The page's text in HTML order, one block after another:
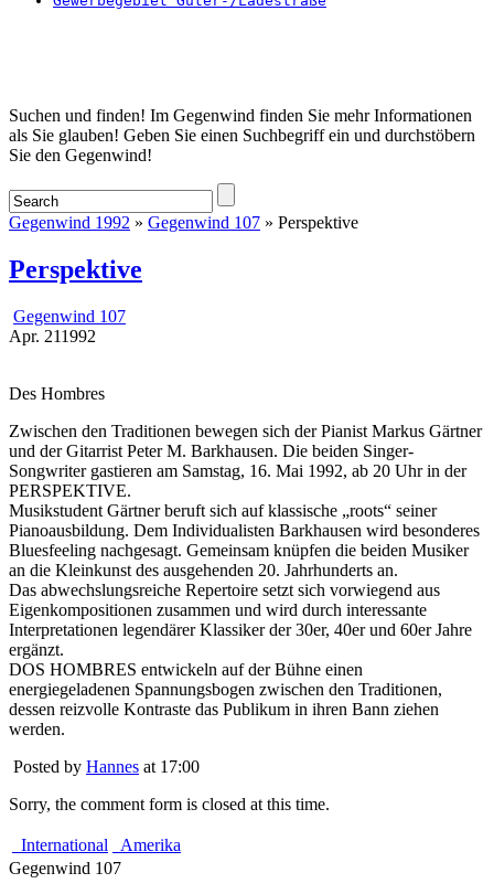
Startseite
Suchen und finden! Im Gegenwind finden Sie mehr Informationen
als Sie glauben! Geben Sie einen Suchbegriff ein und durchstöbern
Sie den Gegenwind!
Gegenwind 1992 » Gegenwind 107 » Perspektive
Perspektive
Gegenwind 107
Apr. 211992
Des Hombres
Zwischen den Traditionen bewegen sich der Pianist Markus Gärtner
und der Gitarrist Peter M. Barkhausen. Die beiden Singer-
Songwriter gastieren am Samstag, 16. Mai 1992, ab 20 Uhr in der
PERSPEKTIVE.
Musikstudent Gärtner beruft sich auf klassische „roots“ seiner
Pianoausbildung. Dem Individualisten Barkhausen wird besonderes
Bluesfeeling nachgesagt. Gemeinsam knüpfen die beiden Musiker
an die Kleinkunst des ausgehenden 20. Jahrhunderts an.
Das abwechslungsreiche Repertoire setzt sich vorwiegend aus
Eigenkompositionen zusammen und wird durch interessante
Interpretationen legendärer Klassiker der 30er, 40er und 60er Jahre
ergänzt.
DOS HOMBRES entwickeln auf der Bühne einen
energiegeladenen Spannungsbogen zwischen den Traditionen,
dessen reizvolle Kontraste das Publikum in ihren Bann ziehen
werden.
Posted by Hannes at 17:00
Sorry, the comment form is closed at this time.
International
Amerika
Gegenwind 107